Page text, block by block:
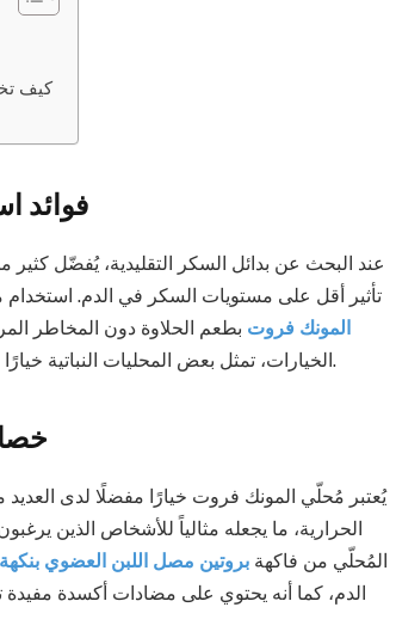
كيف
فوائد
عند البحث عن بدائل السكر التقليدية، يُفضّل كثير
تأثير أقل على مستويات السكر في الدم. استخدام
المونك فروت بطعم الحلاوة دون المخاطر
الخيارات، تمثل بعض المحليات النباتية خيارًا مثاليًا لمن يسعون للحفاظ على صحتهم دون التضحية بالنكهة.
يُعتبر مُحلّي المونك فروت خيارًا مفضلًا لدى
الحرارية، ما يجعله مثالياً للأشخاص الذين
المُحلّي من فاكهة بروتين مصل اللبن العضوي بنكهة
الدم، كما أنه يحتوي على مضادات أكسدة